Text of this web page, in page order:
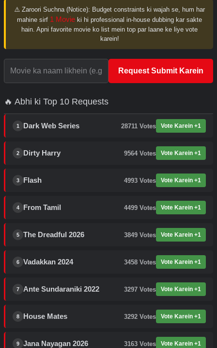
⚠️ Zaroori Suchna (Notice): Budget constraints ki wajah se, hum har
mahine sirf 1 Movie ki hi professional in-house dubbing kar sakte
hain. Apni favorite movie ko list mein top par laane ke liye vote
karein!
Request Submit Karein
🔥 Abhi ki Top 10 Requests
1 Dark Web Series 28711 Votes Vote Karein +1
2 Dirty Harry 9564 Votes Vote Karein +1
3 Flash 4993 Votes Vote Karein +1
4 From Tamil 4499 Votes Vote Karein +1
5 The Dreadful 2026 3849 Votes Vote Karein +1
6 Vadakkan 2024 3458 Votes Vote Karein +1
7 Ante Sundaraniki 2022 3297 Votes Vote Karein +1
8 House Mates 3292 Votes Vote Karein +1
9 Jana Nayagan 2026 3163 Votes Vote Karein +1